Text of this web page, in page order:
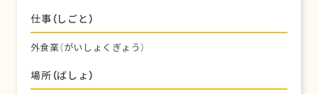
仕事（しごと）
外食業（がいしょくぎょう）
場所（ばしょ）